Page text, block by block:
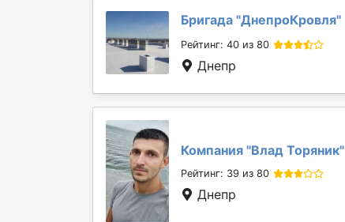
Бригада "ДнепроКровля"
Рейтинг: 40 из 80
Днепр
Компания "Влад Торяник"
Рейтинг: 39 из 80
Днепр